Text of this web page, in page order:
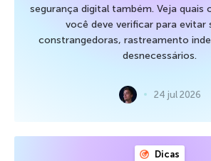
segurança digital também. Veja quais
você deve verificar para evitar
constrangedoras, rastreamento
desnecessários.
24 jul 2026
Dicas